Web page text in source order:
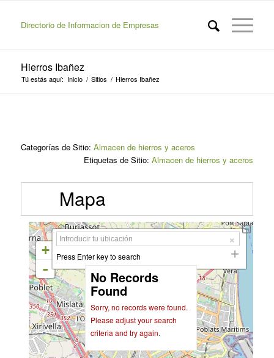
Directorio de Informacion de Empresas
Hierros Ibañez
Tú estás aquí: Inicio / Sitios / Hierros Ibañez
Categorías de Sitio: Almacen de hierros y aceros
Etiquetas de Sitio:Almacen de hierros y aceros
Mapa
+
-
Press Enter key to search
No Records
Found
Sorry, no records were found.
Please adjust your search
criteria and try again.